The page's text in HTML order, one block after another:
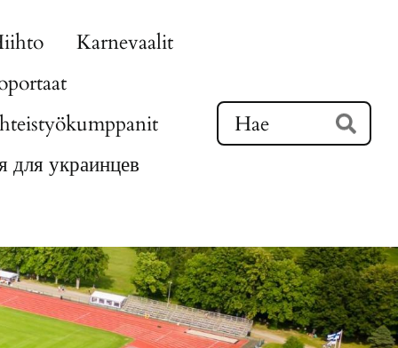
Karnevaalit
украинцев
Hae